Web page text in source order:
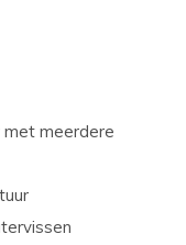
met meerdere